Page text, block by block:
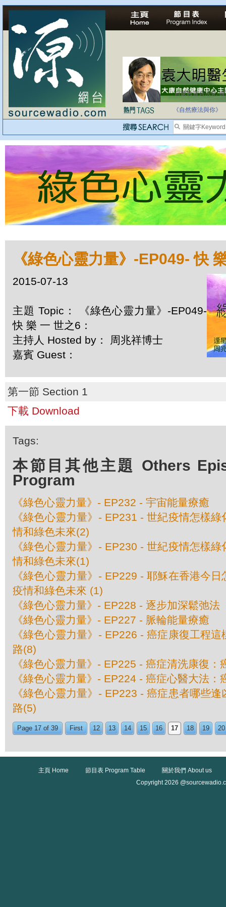
自家教育合法化-
《自然療法與你》
《綠色心靈力量》-EP049- 快
2015-07-13
主題 Topic： 《綠色心靈力量》-EP049-
快 樂 一 世之6：
主持人 Hosted by： 周兆祥博士
嘉賓 Guest：
第一節 Section 1
下載 Download
Tags:
本節目其他主題 Others
Program
《綠色心靈力量》- EP232 - 宇宙能量療癒
《綠色心靈力量》- EP231 - 世紀疫情怎樣
情和綠色未來(2)
《綠色心靈力量》- EP230 - 世紀疫情怎樣
情和綠色未來(1)
《綠色心靈力量》- EP229 - 耶穌在香港今
疫情和綠色未來 (1)
《綠色心靈力量》- EP228 - 逐步加深鬆弛法
《綠色心靈力量》- EP227 - 脈輪能量療癒
《綠色心靈力量》- EP226 - 癌症康復工程
路(8)
《綠色心靈力量》- EP225 - 癌症清洗康復：
《綠色心靈力量》- EP224 - 癌症心醫大法：
《綠色心靈力量》- EP223 - 癌症患者哪些
路(5)
Page 17 of 39 First 12 13 14 15 16 17 18 19 20
主頁 Home 節目表 Program Table
關於我們 About us
Copyright 2026